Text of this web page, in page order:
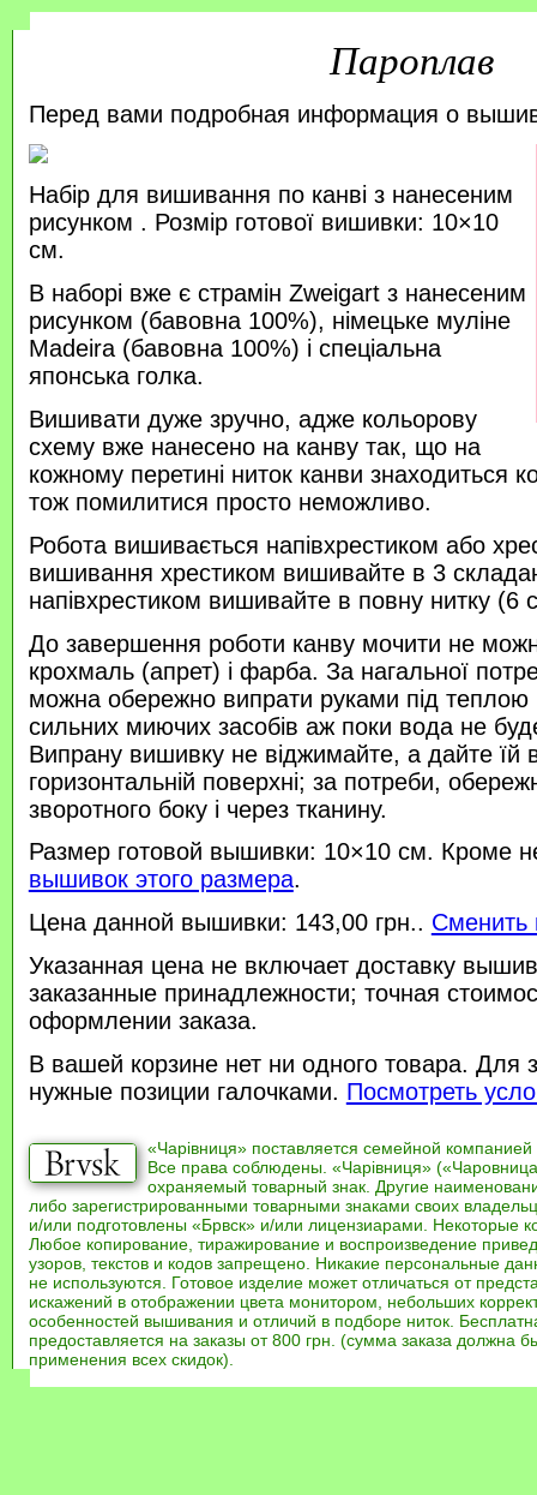
Пароплав
Перед вами подробная информация о
Набір для вишивання по канві з нанесеним
рисунком . Розмір готової вишивки: 10×10
см.
В наборі вже є страмін Zweigart з нанесеним
рисунком (бавовна 100%), німецьке муліне
Madeira (бавовна 100%) і спеціальна
японська голка.
Вишивати дуже зручно, адже кольорову
схему вже нанесено на канву так, що на
кожному перетині ниток канви знаходиться
тож помилитися просто неможливо.
Робота вишивається напівхрестиком або
вишивання хрестиком вишивайте в 3
напівхрестиком вишивайте в повну нитку (6
До завершення роботи канву мочити не
крохмаль (апрет) і фарба. За нагальної
можна обережно випрати руками під
сильних миючих засобів аж поки вода не
Випрану вишивку не віджимайте, а дайте їй
горизонтальній поверхні; за потреби,
зворотного боку і через тканину.
Размер готовой вышивки: 10×10 см. Кроме
вышивок этого размера.
Цена данной вышивки: 143,00 грн.. Сменить
Указанная цена не включает доставку
заказанные принадлежности; точная
оформлении заказа.
В вашей корзине нет ни одного товара. Для
нужные позиции галочками. Посмотреть
«Чарівниця» поставляется семейной компанией
Все права соблюдены. «Чарівниця»
охраняемый товарный знак. Другие
либо зарегистрированными товарными знаками своих
и/или подготовлены «Брвск» и/или лицензиарами. Некоторые
Любое копирование, тиражирование и воспроизведение
узоров, текстов и кодов запрещено. Никакие персональные
не используются. Готовое изделие может отличаться от
искажений в отображении цвета монитором, небольших
особенностей вышивания и отличий в подборе ниток.
предоставляется на заказы от 800 грн. (сумма заказа должна
применения всех скидок).